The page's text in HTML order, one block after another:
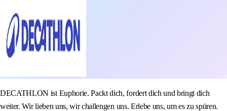
DECATHLON ist Euphorie. Packt dich, fordert dich und bringt dich
weiter. Wir lieben uns, wir challengen uns. Erlebe uns, um es zu spüren.